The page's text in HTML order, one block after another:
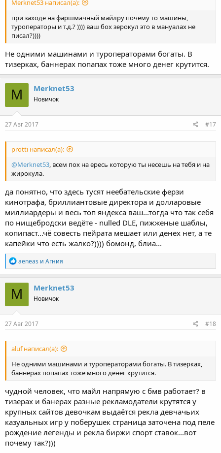
Merknet53 написал(а):
при заходе на фаршмачный майлру почему то машины,
туроператоры и т.д.? )))) ваш бох зерокул это в мануалах не
писал?))))
Не одними машинами и туроператорами богаты. В
тизерках, баннерах попапах тоже много денег крутится.
M Merknet53
Новичок
27 Авг 2017 #17
protti написал(а):
@Merknet53 , всем пох на ересь которую ты несешь на тебя и на
жирокула.
да понятно, что здесь тусят неебательские ферзи
кинотрафа, бриллиантовые директора и долларовые
миллиардеры и весь топ яндекса ваш...тогда что так себя
по нищебродски ведёте - nulled DLE, пижженые шаблы,
копипаст...чё совесть пейрата мешает или денех нет, а те
капейки что есть жалко?)))) бомонд, блиа...
Р
е
а
к
ц
и
и
:
aeneas и Агния
M Merknet53
Новичок
27 Авг 2017 #18
aluf написал(а):
Не одними машинами и туроператорами богаты. В тизерках,
баннерах попапах тоже много денег крутится.
чудной человек, что майл напрямую с бмв работает? в
тизерах и банерах разные рекламодатели крутятся у
крупных сайтов девочкам выдаётся рекла девчачьих
казуальных игр у поберушек страница заточена под пеле
рождение легенды и рекла биржи спорт ставок...вот
почему так?)))